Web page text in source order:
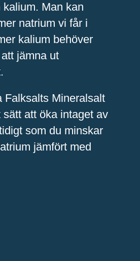
kalium. Man kan
natrium vi får i
kalium behöver
jämna ut
Falksalts Mineralsalt
sätt att öka intaget av
som du minskar
jämfört med